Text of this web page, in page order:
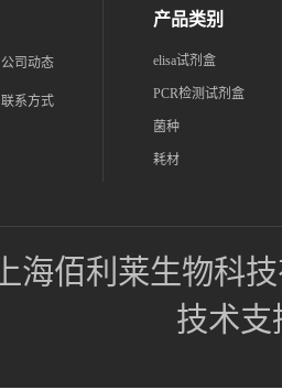
公司动态
联系方式
产品类别
elisa试剂盒
PCR检测试剂盒
菌种
耗材
上海佰利莱生物科
技术